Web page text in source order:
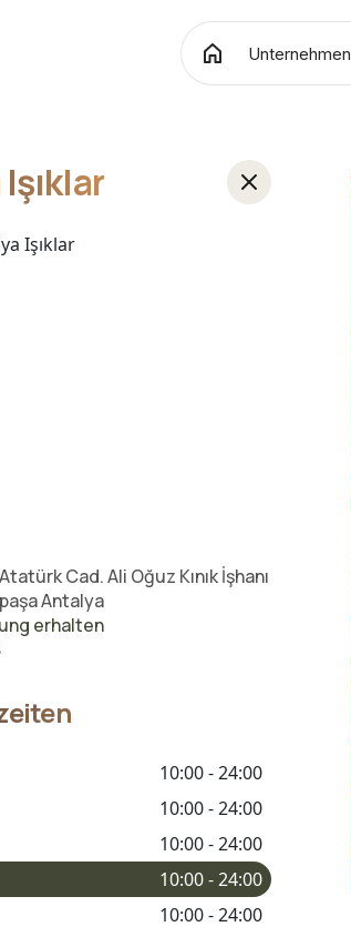
Unternehmen
Cad. Ali Oğuz Kınık İşhanı
Antalya
erhalten
10:00 - 24:00
10:00 - 24:00
10:00 - 24:00
10:00 - 24:00
10:00 - 24:00